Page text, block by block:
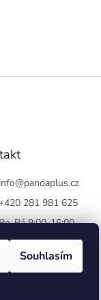
Souhlasím
info@pandaplus.cz
+420 281 981 625
Pá 9:00-16:00